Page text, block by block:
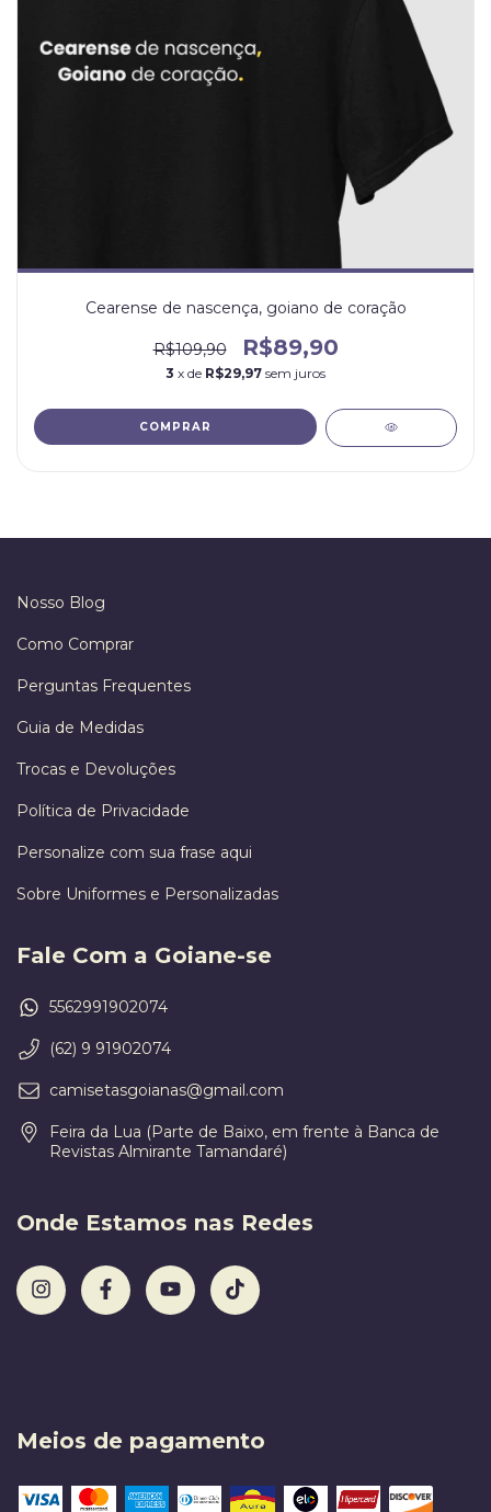
Cearense de nascença, goiano de coração
R$109,90 R$89,90
3 x de R$29,97 sem juros
COMPRAR
Nosso Blog
Como Comprar
Perguntas Frequentes
Guia de Medidas
Trocas e Devoluções
Política de Privacidade
Personalize com sua frase aqui
Sobre Uniformes e Personalizadas
Fale Com a Goiane-se
5562991902074
(62) 9 91902074
camisetasgoianas@gmail.com
Feira da Lua (Parte de Baixo, em frente à Banca de
Revistas Almirante Tamandaré)
Onde Estamos nas Redes
Meios de pagamento